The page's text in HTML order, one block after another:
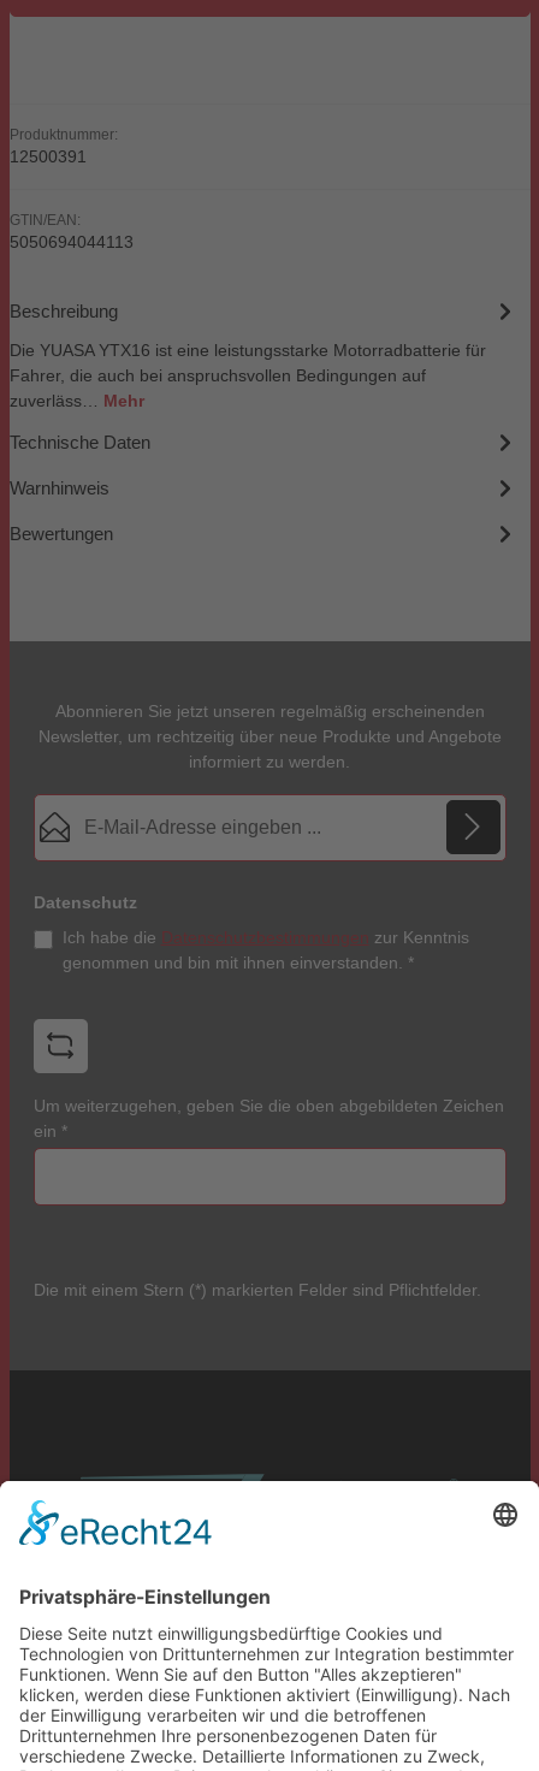
Produktnummer:
12500391
GTIN/EAN:
5050694044113
Beschreibung
Die YUASA YTX16 ist eine leistungsstarke Motorradbatterie für
Fahrer, die auch bei anspruchsvollen Bedingungen auf
zuverläss… Mehr
Technische Daten
Warnhinweis
Bewertungen
Abonnieren Sie jetzt unseren regelmäßig erscheinenden
Newsletter, um rechtzeitig über neue Produkte und Angebote
informiert zu werden.
E-Mail-Adresse*
Datenschutz
Ich habe die Datenschutzbestimmungen zur Kenntnis
genommen und bin mit ihnen einverstanden. *
Um weiterzugehen, geben Sie die oben abgebildeten Zeichen
ein *
Die mit einem Stern (*) markierten Felder sind Pflichtfelder.
Service
Information